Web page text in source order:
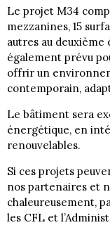
Le projet M34
mezzanines, 15
autres au deuxième
également prévu
offrir un
contemporain,
Le bâtiment sera
énergétique, en
renouvelables.
Si ces projets
nos partenaires et
chaleureusement,
les CFL et